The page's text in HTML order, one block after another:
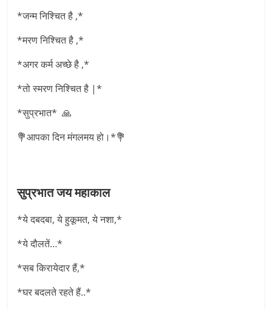
*जन्म निश्चित है ,*
*मरण निश्चित है ,*
*अगर कर्म अच्छे है ,*
*तो स्मरण निश्चित है |*
*सुप्रभात* 🙏
💐आपका दिन मंगलमय हो।*💐
सुप्रभात जय महाकाल
*ये दबदबा, ये हुकूमत, ये नशा,*
*ये दौलतें…*
*सब किरायेदार हैं,*
*घर बदलते रहते हैं..*